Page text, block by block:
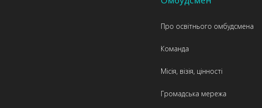
Про освітнього омбудсмена
Команда
Місія, візія, цінності
Громадська мережа